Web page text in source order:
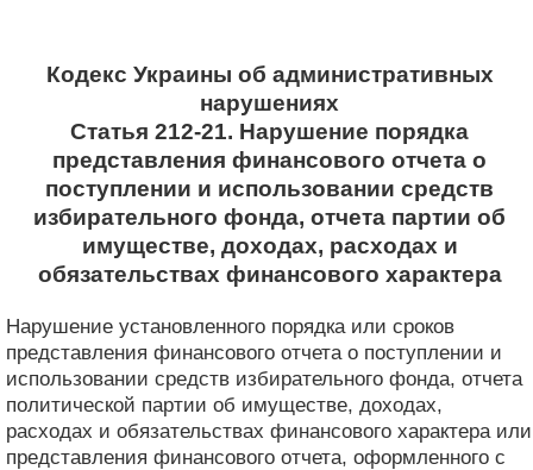
Кодекс Украины об административных
нарушениях
Статья 212-21. Нарушение порядка
представления финансового отчета о
поступлении и использовании средств
избирательного фонда, отчета партии об
имуществе, доходах, расходах и
обязательствах финансового характера
Нарушение установленного порядка или сроков
представления финансового отчета о поступлении и
использовании средств избирательного фонда, отчета
политической партии об имуществе, доходах,
расходах и обязательствах финансового характера или
представления финансового отчета, оформленного с